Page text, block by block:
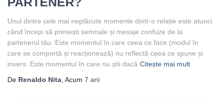
Unul dintre cele mai neplăcute momente dintr-o relație este atunci
când începi să primești semnale și mesaje confuze de la
partenerul tău. Este momentul în care ceea ce face (modul în
care se comportă și reacționează) nu reflectă ceea ce spune și
invers. Este momentul în care nu știi dacă Citește mai mult
De Renaldo Nita , Acum 7 ani